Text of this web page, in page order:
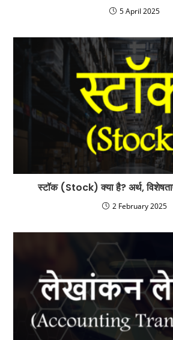
5 April 2025
स्टॉक (Stock) क्या है? अर्थ,
2 February 2025